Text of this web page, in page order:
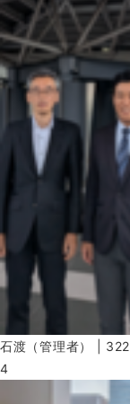
石渡（管理者） 322
4